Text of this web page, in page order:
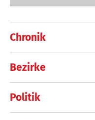
Chronik
Bezirke
Politik